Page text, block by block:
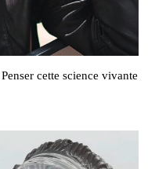
cette science vivante